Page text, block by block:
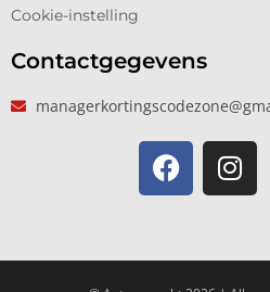
Cookie-instelling
Contactgegevens